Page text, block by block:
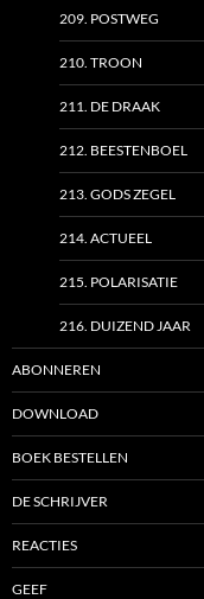
209. POSTWEG
210. TROON
211. DE DRAAK
212. BEESTENBOEL
213. GODS ZEGEL
214. ACTUEEL
215. POLARISATIE
216. DUIZEND JAAR
ABONNEREN
DOWNLOAD
BOEK BESTELLEN
DE SCHRIJVER
REACTIES
GEEF